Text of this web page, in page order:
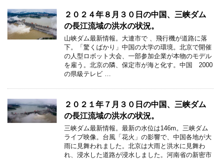
２０２４年８月３０日の中国、三峡ダム
の長江流域の洪水の状況。
山峡ダム最新情報。大連市で 、飛行機が道路に落
下。「驚くばかり」中国の大学の環境。北京で開催
の人型ロボット大会、一部参加企業が本物のモデル
を雇う。北京の隣、保定市が海と化す。中国 2000
の県級テレビ …
２０２１年７月３０日の中国、三峡ダム
の長江流域の洪水の状況。
三峡ダム最新情報。最新の水位は146m。三峡ダム
ライブ映像。台風「花火」の影響で、中国各地が大
雨に見舞われました。北京は大雨と洪水に見舞わ
れ、浸水した道路が浸水しました。河南省の新密市